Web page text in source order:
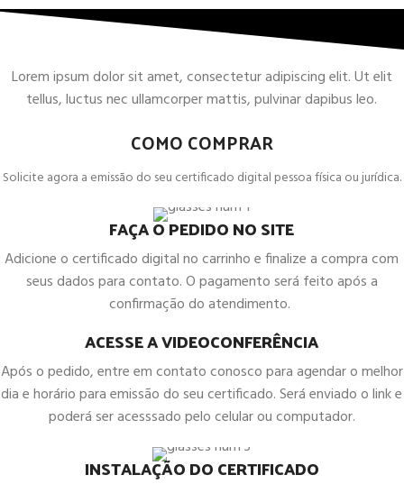
Lorem ipsum dolor sit amet, consectetur adipiscing elit. Ut elit
tellus, luctus nec ullamcorper mattis, pulvinar dapibus leo.
COMO COMPRAR
Solicite agora a emissão do seu certificado digital pessoa física ou jurídica.
FAÇA O PEDIDO NO SITE
Adicione o certificado digital no carrinho e finalize a compra com
seus dados para contato. O pagamento será feito após a
confirmação do atendimento.
ACESSE A VIDEOCONFERÊNCIA
Após o pedido, entre em contato conosco para agendar o melhor
dia e horário para emissão do seu certificado. Será enviado o link e
poderá ser acesssado pelo celular ou computador.
INSTALAÇÃO DO CERTIFICADO